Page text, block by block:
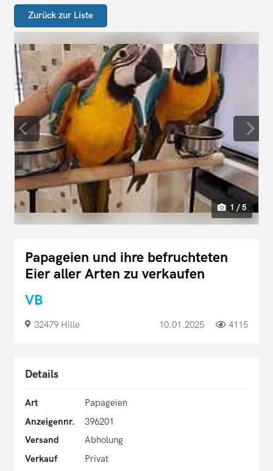
Zurück zur Liste
1 / 5
Papageien und ihre befruchteten
Eier aller Arten zu verkaufen
VB
32479 Hille 10.01.2025 4115
Details
Art
Papageien
Anzeigennr.
396201
Versand
Abholung
Verkauf
Privat